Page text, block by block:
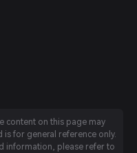
content on this page may
is for general reference only.
information, please refer to